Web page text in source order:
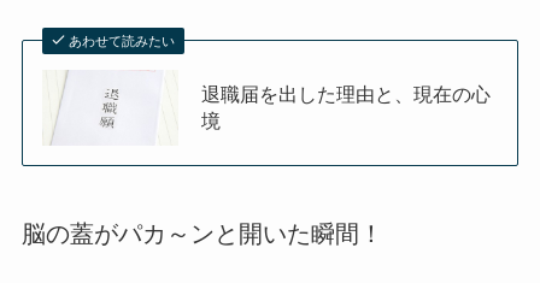
あわせて読みたい
退職届を出した理由と、現在の心
境
脳の蓋がパカ～ンと開いた瞬間！